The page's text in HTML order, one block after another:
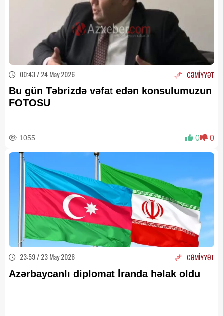
00:43 / 24 May 2026 CƏMİYYƏT
Bu gün Təbrizdə vəfat edən konsulumuzun
FOTOSU
1055 0 0
23:59 / 23 May 2026 CƏMİYYƏT
Azərbaycanlı diplomat İranda həlak oldu